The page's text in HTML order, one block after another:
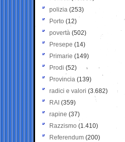
polizia (253)
Porto (12)
povertà (502)
Presepe (14)
Primarie (149)
Prodi (52)
Provincia (139)
radici e valori (3.682)
RAI (359)
rapine (37)
Razzismo (1.410)
Referendum (200)